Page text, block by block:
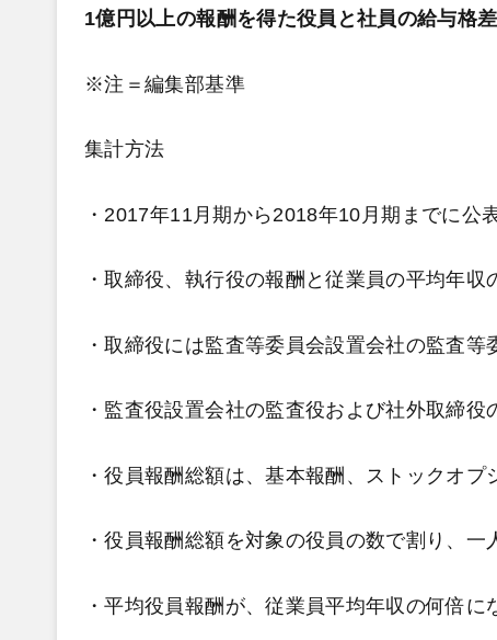
1億円以上の報酬を得た役員と社員の給与格
※注＝編集部基準
集計方法
・2017年11月期から2018年10月期までに公
・取締役、執行役の報酬と従業員の平均年収
・取締役には監査等委員会設置会社の監査等
・監査役設置会社の監査役および社外取締役
・役員報酬総額は、基本報酬、ストックオプ
・役員報酬総額を対象の役員の数で割り、
・平均役員報酬が、従業員平均年収の何倍